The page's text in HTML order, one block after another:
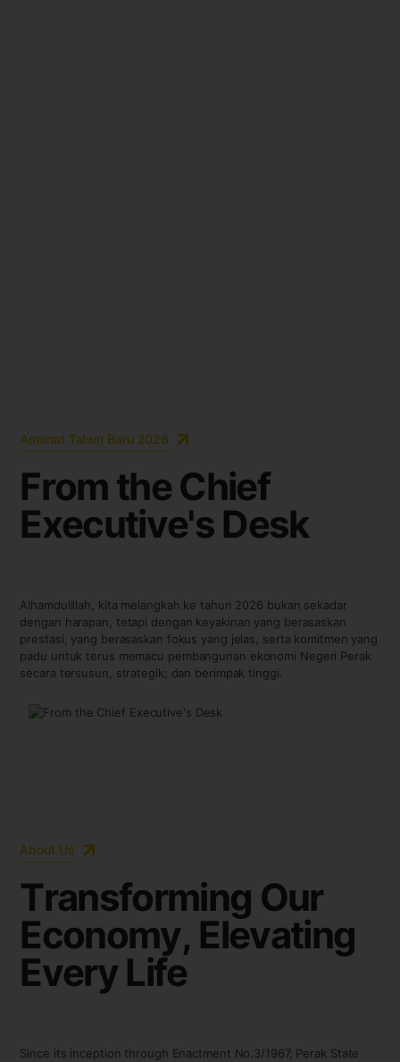
Amanat Tahun Baru 2026
FromtheChief
Executive's Desk
Alhamdulillah, kita melangkah ke tahun 2026 bukan sekadar
dengan harapan, tetapi dengan keyakinan yang berasaskan
prestasi, yang berasaskan fokus yang jelas, serta komitmen yang
padu untuk terus memacu pembangunan ekonomi Negeri Perak
secara tersusun, strategik; dan berimpak tinggi.
About Us
Transforming Our
Economy, Elevating
Every Life
Since its inception through Enactment No.3/1967, Perak State